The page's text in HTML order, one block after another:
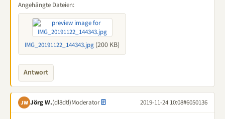
Angehängte Dateien:
IMG_20191122_144343.jpg (200 KB)
Antwort
JW Jörg W.(dl8dtl)Moderator 2019-11-24 10:08#6050136